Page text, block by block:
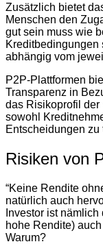
Zusätzlich bietet
Menschen den
gut sein muss wie
Kreditbedingungen
abhängig vom
P2P-Plattformen
Transparenz in
das Risikoprofil der
sowohl
Entscheidungen zu
Risiken von
“Keine Rendite
natürlich auch
Investor ist
hohe Rendite)
Warum?